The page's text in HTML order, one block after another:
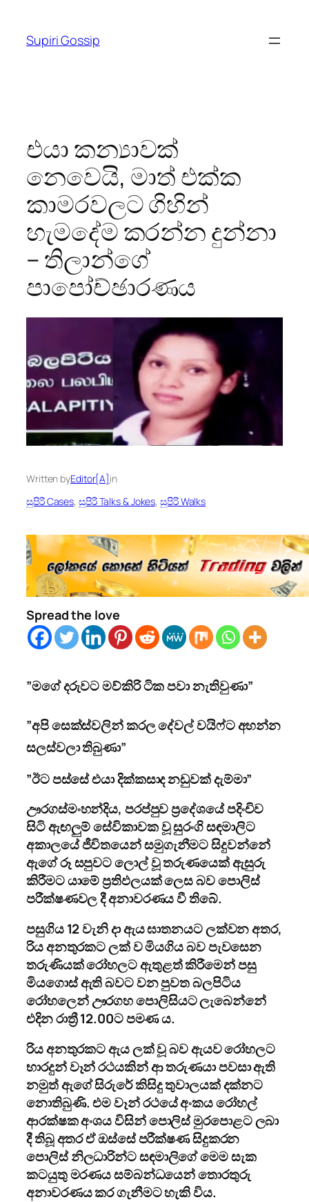
content
Supiri Gossip
එයා කන්‍යාවක්
නෙවෙයි, මාත් එක්ක
කාමරවලට ගිහින්
හැමදේම කරන්න දුන්නා
– තිලාන්ගේ
පාපෝච්ඡාරණය
Written byEditor[A]in
සුපිරි Cases, සුපිරි Talks & Jokes, සුපිරි Walks
Spread the love
”මගේ දරුවට මව්කිරි ටික පවා නැතිවුණා”
”අපි සෙක්ස්වලින් කරල දේවල් වයිෆ්ට අහන්න
සලස්වලා තිබුණා”
”ඊට පස්සේ එයා දික්කසාද නඩුවක් දැම්මා”
ඌරගස්මංහන්දිය, පරප්පුව ප්‍රදේශයේ පදිංචිව
සිටි ඇඟලුම් සේවිකාවක වූ සුරංගි සඳමාලිට
අකාලයේ ජීවිතයෙන් සමුගැනීමට සිදුවන්නේ
ඇගේ රූ සපුවට ලොල් වූ තරුණයෙක් ඇසුරු
කිරීමට යාමේ ප්‍රතිඵලයක් ලෙස බව පොලිස්
පරීක්ෂණවල දී අනාවරණය වී තිබේ.
පසුගිය 12 වැනි දා ඇය ඝාතනයට ලක්වන අතර,
රිය අනතුරකට ලක් ව මියගිය බව පැවසෙන
තරුණියක් රෝහලට ඇතුළත් කිරීමෙන් පසු
මියගොස් ඇති බවට වන පුවත බලපිටිය
රෝහලෙන් ඌරගහ පොලිසියට ලැබෙන්නේ
එදින රාත්‍රී 12.00ට පමණ ය.
රිය අනතුරකට ඇය ලක් වූ බව ඇයව රෝහලට
භාරදුන් වෑන් රථයකින් ආ තරුණයා පවසා ඇති
නමුත් ඇගේ සිරුරේ කිසිදු තුවාලයක් දක්නට
නොතිබුණි. එම වෑන් රථයේ අංකය රෝහල්
ආරක්ෂක අංශය විසින් පොලිස් මුරපොළට ලබා
දී තිබූ අතර ඒ ඔස්සේ පරීක්ෂණ සිදුකරන
පොලිස් නිලධාරින්ට සඳමාලිගේ මෙම සැක
කටයුතු මරණය සම්බන්ධයෙන් තොරතුරු
අනාවරණය කර ගැනීමට හැකි විය.